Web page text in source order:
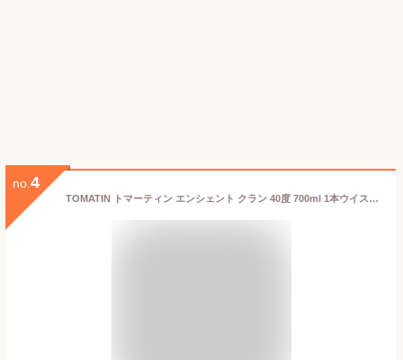
no. 4
TOMATIN トマーティン エンシェント クラン 40度 700ml 1本ウイスキー イギリス ブレンデッド スコッチウイスキー【ご注文は12本まで1個口配送可能】